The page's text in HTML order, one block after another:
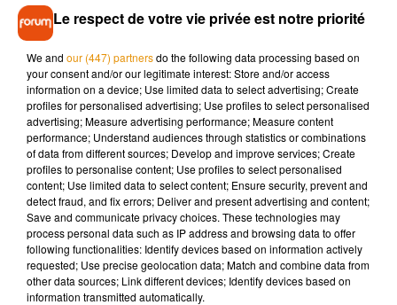
Le Benelux, pas encore concerné
Pour les autres, ceux qui ne souhaitent pas payer ce
supplément, le prix de l’abonnement reste inchangé, mais
inclue donc des publicités. Y en aura-t-il beaucoup ? « Nous
visons à avoir sensiblement moins de publicités que la
télévision linéaire classique et les autres services de
streaming », se défend Prime Video.
Pour les utilisateurs francophones qui ne résident pas en
France, Prime Video précise que leur expérience n’incluera
pas de publicité pour le moment. Ceci concerne « les clients
en Belgique, aux Pays-Bas et au Luxembourg ».
Le respect de votre vie privée est notre priorité
We and our (447) partnersdo the following data processing based on
your consent and/or our legitimate interest: Store and/or access
information on a device; Use limited data to select advertising; Create
profiles for personalised advertising; Use profiles to select personalised
advertising; Measure advertising performance; Measure content
performance; Understand audiences through statistics or combinations
of data from different sources; Develop and improve services; Create
profiles to personalise content; Use profiles to select personalised
content; Use limited data to select content; Ensure security, prevent and
detect fraud, and fix errors; Deliver and present advertising and content;
Save and communicate privacy choices. These technologies may
process personal data such as IP address and browsing data to offer
following functionalities: Identify devices based on information actively
requested; Use precise geolocation data; Match and combine data from
other data sources; Link different devices; Identify devices based on
information transmitted automatically.